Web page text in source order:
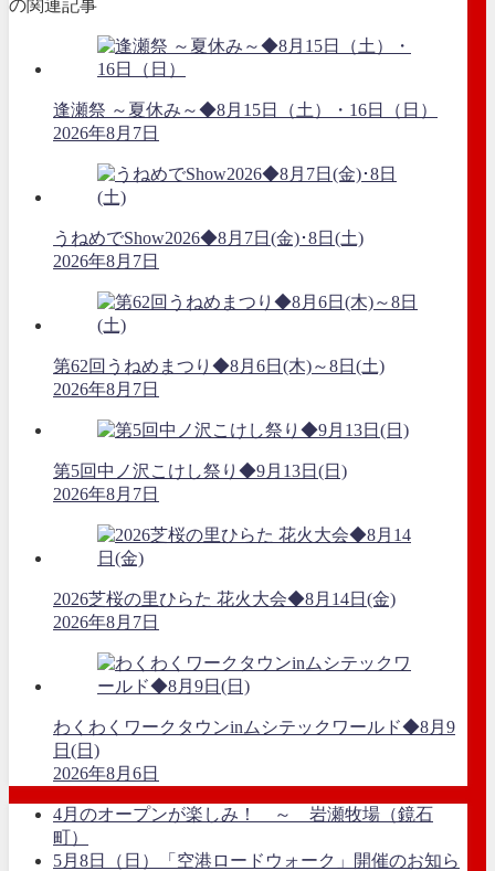
の関連記事
逢瀬祭 ～夏休み～◆8月15日（土）・16日（日）
2026年8月7日
うねめでShow2026◆8月7日(金)･8日(土)
2026年8月7日
第62回うねめまつり◆8月6日(木)～8日(土)
2026年8月7日
第5回中ノ沢こけし祭り◆9月13日(日)
2026年8月7日
2026芝桜の里ひらた 花火大会◆8月14日(金)
2026年8月7日
わくわくワークタウンinムシテックワールド◆8月9
日(日)
2026年8月6日
4月のオープンが楽しみ！ ～ 岩瀬牧場（鏡石
町）
5月8日（日）「空港ロードウォーク」開催のお知ら